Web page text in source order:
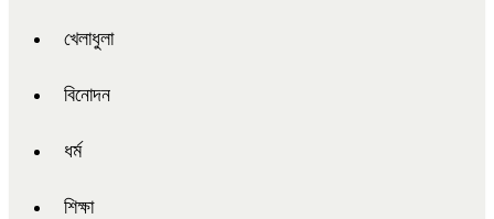
খেলাধুলা
বিনোদন
ধর্ম
শিক্ষা